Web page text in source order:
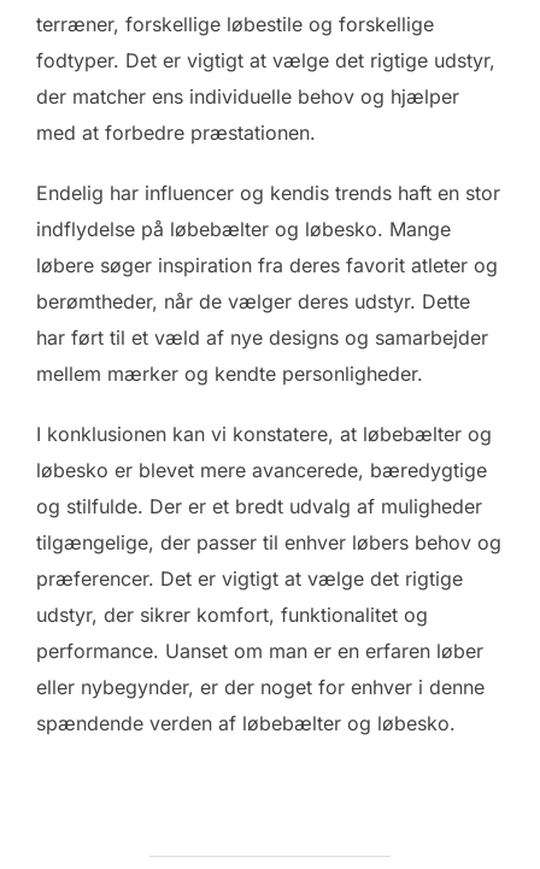
terræner, forskellige løbestile og forskellige
fodtyper. Det er vigtigt at vælge det rigtige udstyr,
der matcher ens individuelle behov og hjælper
med at forbedre præstationen.
Endelig har influencer og kendis trends haft en stor
indflydelse på løbebælter og løbesko. Mange
løbere søger inspiration fra deres favorit atleter og
berømtheder, når de vælger deres udstyr. Dette
har ført til et væld af nye designs og samarbejder
mellem mærker og kendte personligheder.
I konklusionen kan vi konstatere, at løbebælter og
løbesko er blevet mere avancerede, bæredygtige
og stilfulde. Der er et bredt udvalg af muligheder
tilgængelige, der passer til enhver løbers behov og
præferencer. Det er vigtigt at vælge det rigtige
udstyr, der sikrer komfort, funktionalitet og
performance. Uanset om man er en erfaren løber
eller nybegynder, er der noget for enhver i denne
spændende verden af løbebælter og løbesko.